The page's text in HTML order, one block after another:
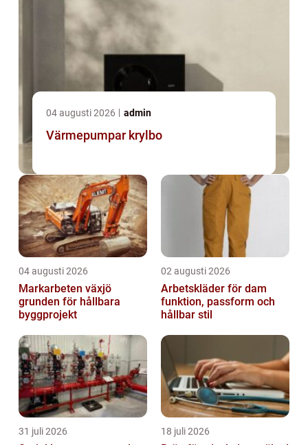
04 augusti 2026 admin
Värmepumpar krylbo
04 augusti 2026
Markarbeten växjö
grunden för hållbara
byggprojekt
02 augusti 2026
Arbetskläder för dam
funktion, passform och
hållbar stil
31 juli 2026 18 juli 2026